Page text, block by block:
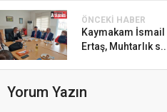
ÖNCEKI HABER
Kaymakam İsmail
Ertaş, Muhtarlık
Yorum Yazın